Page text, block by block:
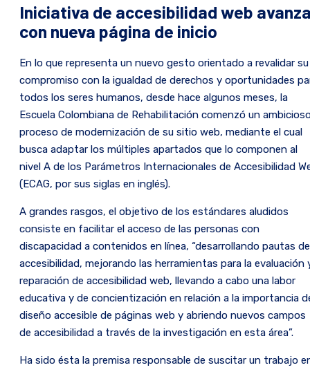
Iniciativa de accesibilidad web
con nueva página de inicio
En lo que representa un nuevo gesto orientado a revalidar su
compromiso con la igualdad de derechos y oportunidades
todos los seres humanos, desde hace algunos meses, la
Escuela Colombiana de Rehabilitación comenzó un
proceso de modernización de su sitio web, mediante el cual
busca adaptar los múltiples apartados que lo componen al
nivel A de los Parámetros Internacionales de Accesibilidad
(ECAG, por sus siglas en inglés).
A grandes rasgos, el objetivo de los estándares aludidos
consiste en facilitar el acceso de las personas con
discapacidad a contenidos en línea, “desarrollando pautas de
accesibilidad, mejorando las herramientas para la evaluación
reparación de accesibilidad web, llevando a cabo una labor
educativa y de concientización en relación a la importancia
diseño accesible de páginas web y abriendo nuevos campos
de accesibilidad a través de la investigación en esta área”.
Ha sido ésta la premisa responsable de suscitar un trabajo